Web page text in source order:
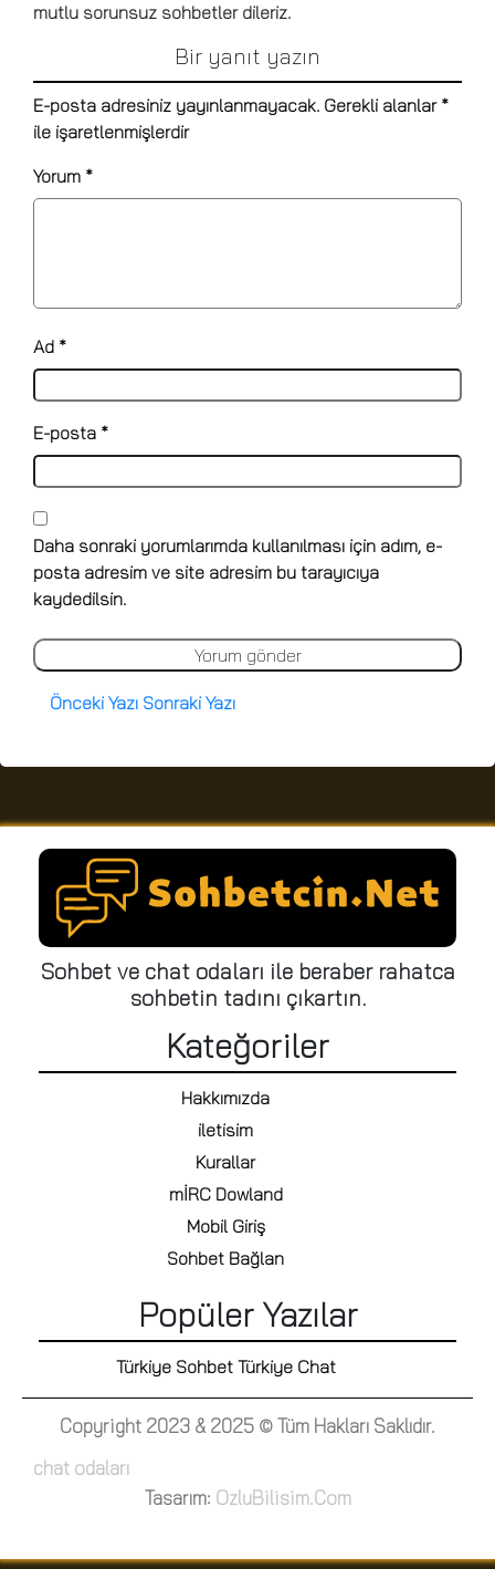
mutlu sorunsuz sohbetler dileriz.
Bir yanıt yazın
E-posta adresiniz yayınlanmayacak. Gerekli alanlar *
ile işaretlenmişlerdir
Yorum *
Ad *
E-posta *
Daha sonraki yorumlarımda kullanılması için adım, e-
posta adresim ve site adresim bu tarayıcıya
kaydedilsin.
Önceki Yazı Sonraki Yazı
Sohbet ve chat odaları ile beraber rahatca
sohbetin tadını çıkartın.
Kateğoriler
Hakkımızda
iletisim
Kurallar
mİRC Dowland
Mobil Giriş
Sohbet Bağlan
Popüler Yazılar
Türkiye Sohbet Türkiye Chat
Copyright 2023 & 2025 © Tüm Hakları Saklıdır.
chat odaları
Tasarım: OzluBilisim.Com